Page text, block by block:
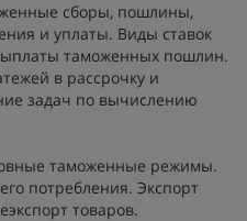
сборы, пошлины,
и уплаты. Виды ставок
таможенных пошлин.
в рассрочку и
задач по вычислению
таможенные режимы.
потребления. Экспорт
товаров.